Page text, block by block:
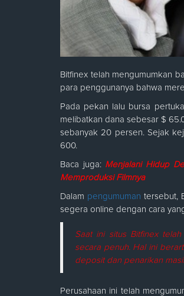
Bitfinex telah mengumumkan
para penggunanya bahwa
Pada pekan lalu bursa
melibatkan dana sebesar $
sebanyak 20 persen. Sejak
600.
Baca juga: Menjalani Hidup
Memproduksi Filmnya
Dalam pengumuman tersebut,
segera online dengan cara
Saat ini situs Bitfinex
secara penuh. Hal ini
deposit dan penarikan
Perusahaan ini telah